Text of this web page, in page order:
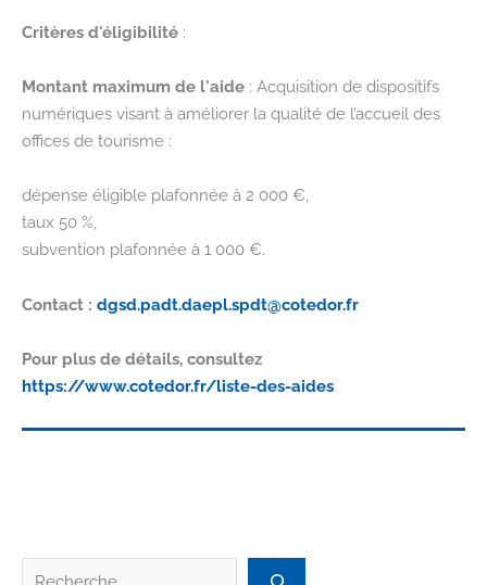
Critères d'éligibilité :
Montant maximum de l'aide : Acquisition de dispositifs
numériques visant à améliorer la qualité de l’accueil des
offices de tourisme :
dépense éligible plafonnée à 2 000 €,
taux 50 %,
subvention plafonnée à 1 000 €.
Contact : dgsd.padt.daepl.spdt@cotedor.fr
Pour plus de détails, consultez
https://www.cotedor.fr/liste-des-aides